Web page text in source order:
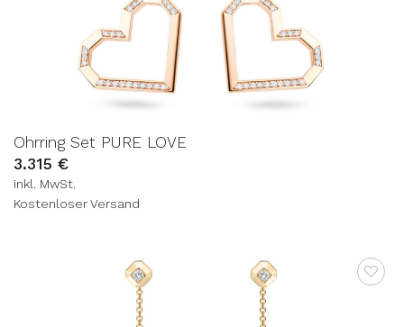
Ohrring Set PURE LOVE
3.315 €
inkl. MwSt.
Kostenloser Versand